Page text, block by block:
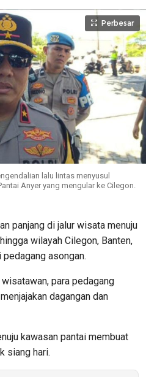
Perbesar
lalu lintas menyusul
Anyer yang mengular ke Cilegon.
panjang di jalur wisata menuju
wilayah Cilegon, Banten,
asongan.
para pedagang
dagangan dan
kawasan pantai membuat
siang hari.